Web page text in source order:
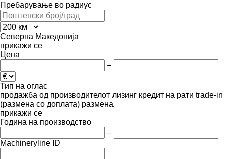
Пребарување во радиус
Северна Македонија
прикажи се
Цена
–
Тип на оглас
продажба од производителот лизинг кредит на рати trade-in
(размена со доплата) размена
прикажи се
Година на производство
–
Machineryline ID